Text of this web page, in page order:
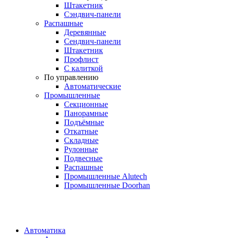
Штакетник
Сэндвич-панели
Распашные
Деревянные
Сендвич-панели
Штакетник
Профлист
С калиткой
По управлению
Автоматические
Промышленные
Секционные
Панорамные
Подъёмные
Откатные
Складные
Рулонные
Подвесные
Распашные
Промышленные Alutech
Промышленные Doorhan
Автоматика